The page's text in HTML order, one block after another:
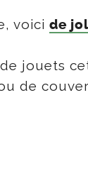
voici de
jouets
de